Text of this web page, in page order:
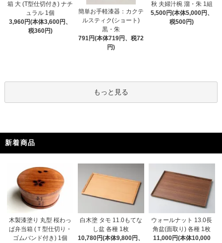
箱 大 (T型仕切付き) ナチ
ュラル 1個
3,960円(本体3,600円、
税360円)
簡単お手軽漆器：カクテ
ルスティク(ショート)
黒・朱
791円(本体719円、税72
円)
秋 夫婦汁椀 溜・朱 1組
5,500円(本体5,000円、
税500円)
もっと見る
新着商品
木製漆塗り 丸型 桜わっ
ぱ弁当箱 (Ｔ型仕切り・
ゴムバンド付き) 1個
白木塗 タモ 11.0もてな
し盆 各種 1枚
10,780円(本体9,800円、
ウォールナット 13.0長
角盆(面取り) 各種 1枚
11,000円(本体10,000